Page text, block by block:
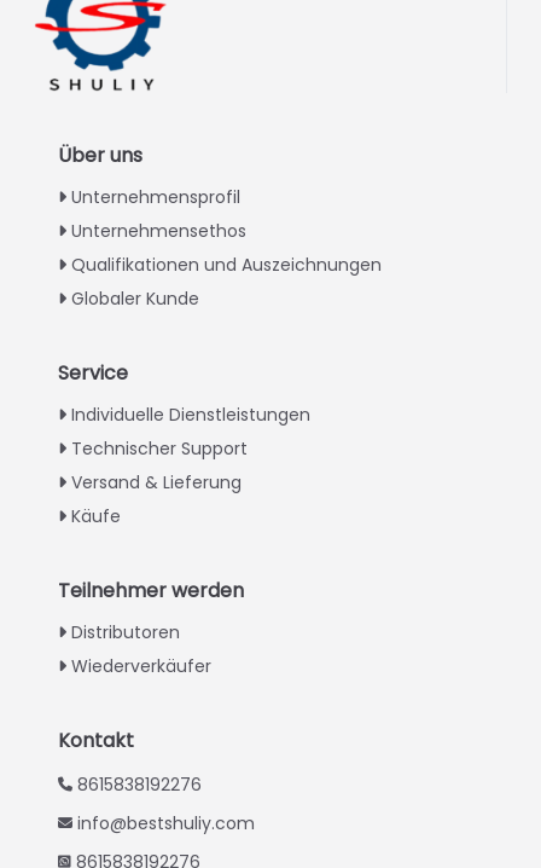
Über uns
Unternehmensprofil
Unternehmensethos
Qualifikationen und Auszeichnungen
Globaler Kunde
Service
Individuelle Dienstleistungen
Technischer Support
Versand & Lieferung
Käufe
Teilnehmer werden
Distributoren
Wiederverkäufer
Kontakt
8615838192276
info@bestshuliy.com
8615838192276
Chinese
Japanese
Urdu
Greek
Italian